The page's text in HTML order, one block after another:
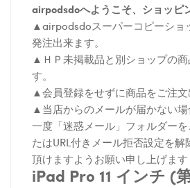
airpodsdoへようこそ、ショッピ
▲airpodsdoスーパーコピーショ
発注出来ます。
▲ＨＰ未掲載品と別ショップの
す。
▲会員登録をせずに商品をご注
▲当店からのメールが届かない場
一度「迷惑メール」フォルダー
たはURL付きメール拒否設定を
頂けますようお願い申し上げます
iPad Pro 11 インチ (